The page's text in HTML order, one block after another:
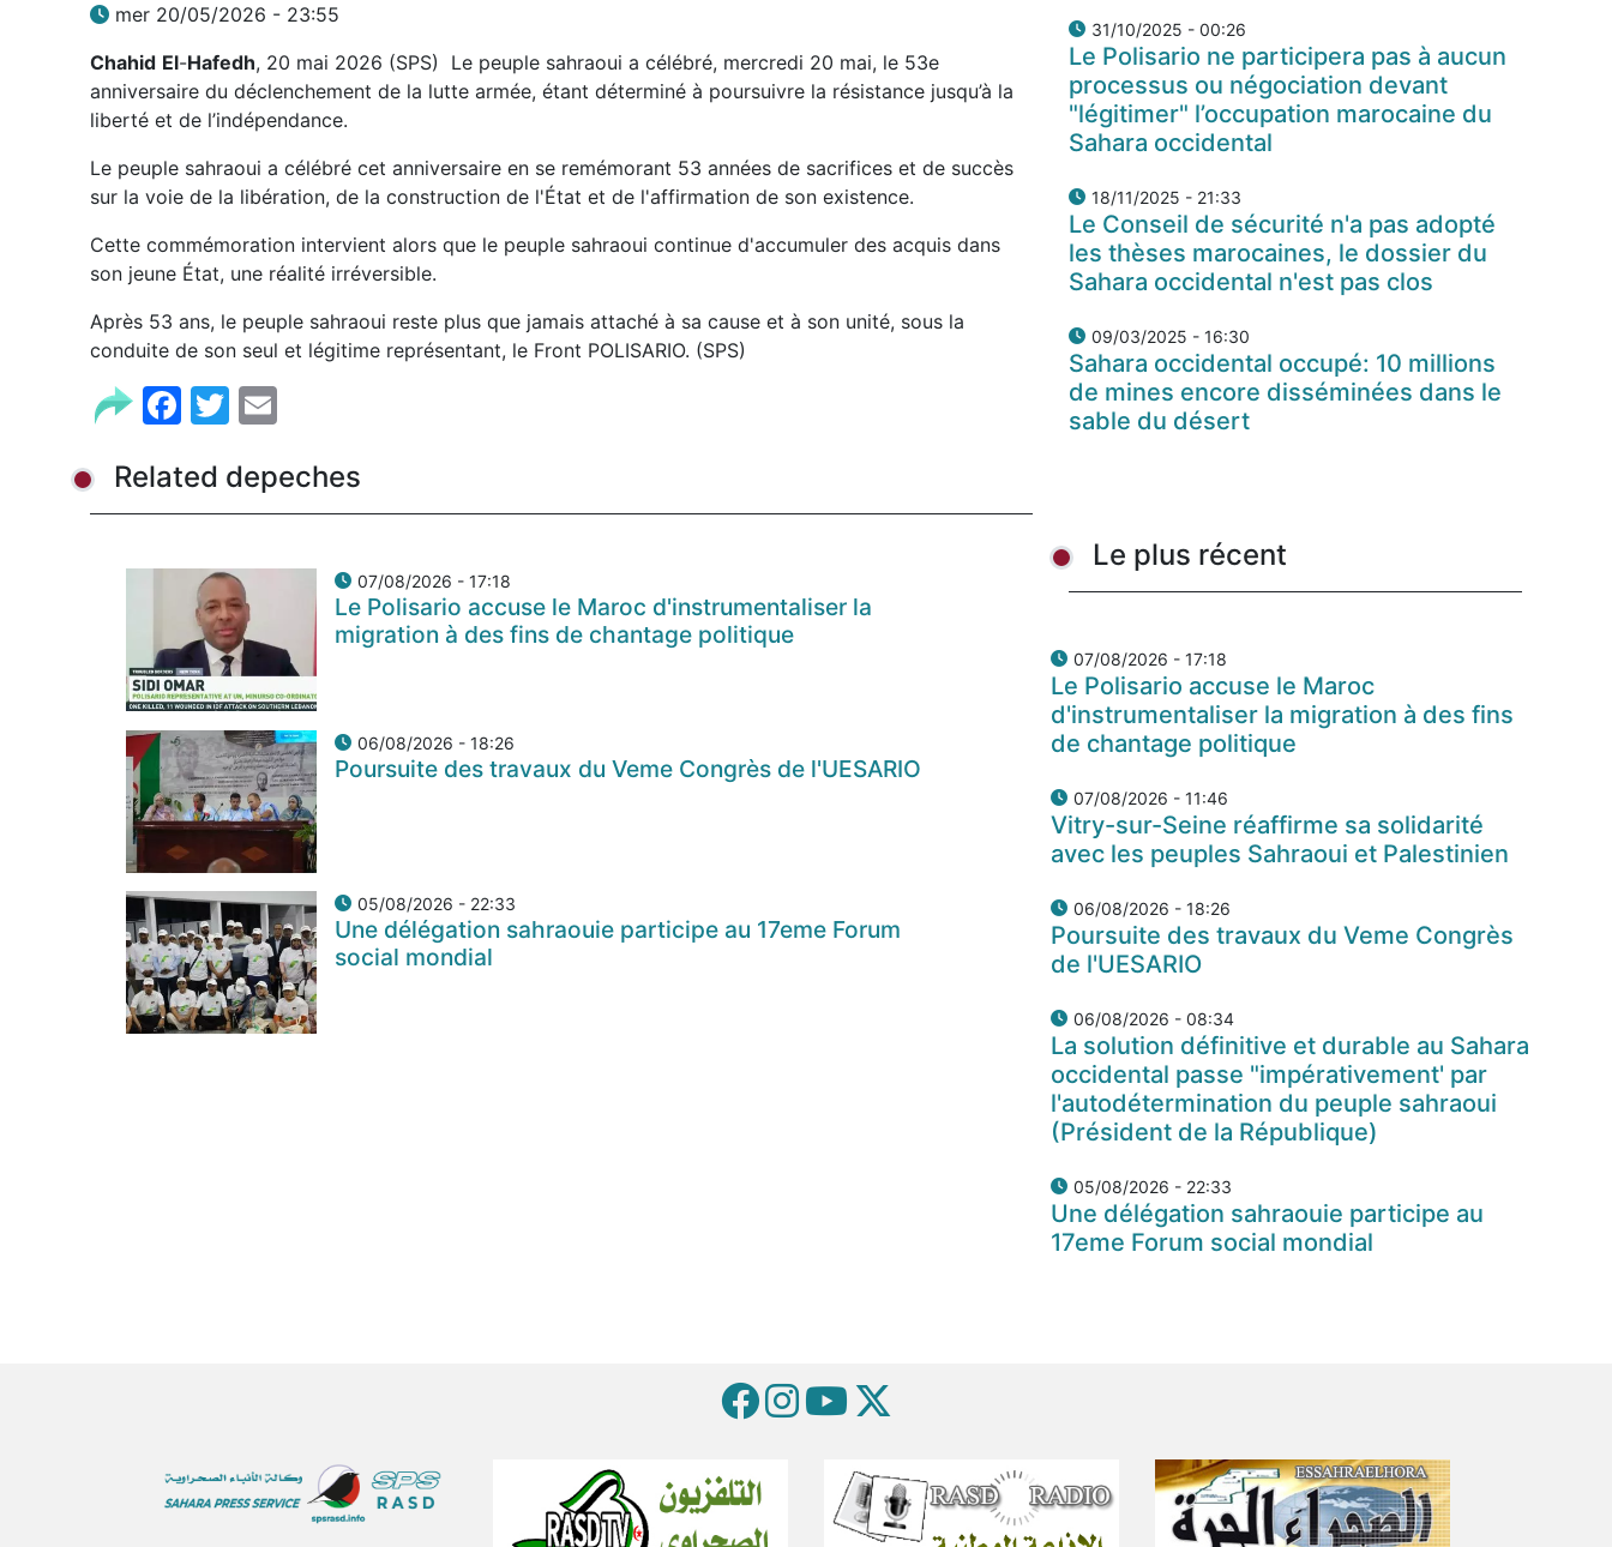
mer 20/05/2026 - 23:55
Chahid El-Hafedh, 20 mai 2026 (SPS) Le peuple sahraoui a célébré, mercredi 20 mai, le 53e
anniversaire du déclenchement de la lutte armée, étant déterminé à poursuivre la résistance jusqu’à la
liberté et de l’indépendance.
Le peuple sahraoui a célébré cet anniversaire en se remémorant 53 années de sacrifices et de succès
sur la voie de la libération, de la construction de l'État et de l'affirmation de son existence.
Cette commémoration intervient alors que le peuple sahraoui continue d'accumuler des acquis dans
son jeune État, une réalité irréversible.
Après 53 ans, le peuple sahraoui reste plus que jamais attaché à sa cause et à son unité, sous la
conduite de son seul et légitime représentant, le Front POLISARIO. (SPS)
Facebook
Twitter
Related depeches
07/08/2026 - 17:18
Le Polisario accuse le Maroc d'instrumentaliser la
migration à des fins de chantage politique
06/08/2026 - 18:26
Poursuite des travaux du Veme Congrès de l'UESARIO
05/08/2026 - 22:33
Une délégation sahraouie participe au 17eme Forum
social mondial
31/10/2025 - 00:26
Le Polisario ne participera pas à aucun
processus ou négociation devant
"légitimer" l’occupation marocaine du
Sahara occidental
18/11/2025 - 21:33
Le Conseil de sécurité n'a pas adopté
les thèses marocaines, le dossier du
Sahara occidental n'est pas clos
09/03/2025 - 16:30
Sahara occidental occupé: 10 millions
de mines encore disséminées dans le
sable du désert
Le plus récent
07/08/2026 - 17:18
Le Polisario accuse le Maroc
d'instrumentaliser la migration à des fins
de chantage politique
07/08/2026 - 11:46
Vitry-sur-Seine réaffirme sa solidarité
avec les peuples Sahraoui et Palestinien
06/08/2026 - 18:26
Poursuite des travaux du Veme Congrès
de l'UESARIO
06/08/2026 - 08:34
La solution définitive et durable au Sahara
occidental passe "impérativement' par
l'autodétermination du peuple sahraoui
(Président de la République)
05/08/2026 - 22:33
Une délégation sahraouie participe au
17eme Forum social mondial